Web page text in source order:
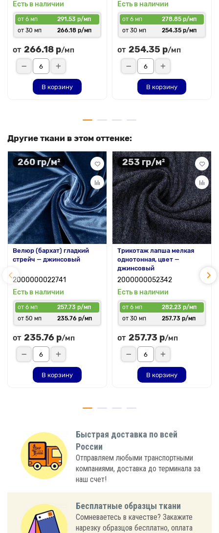
Есть в наличии
от 6 мп
291.53 р/мп
от 30 мп
266.18 р/мп
от 266.18 р/мп
В корзину
Есть в наличии
от 6 мп
278.85 р/мп
от 30 мп
254.35 р/мп
от 254.35 р/мп
В корзину
Другие ткани в этом оттенке:
260 гр/м²
Велюр (бархат) гладкий
стрейч — джинсовый
2000000022741
Есть в наличии
от 6 мп
257.73 р/мп
от 50 мп
235.76 р/мп
от 235.76 р/мп
В корзину
253 гр/м²
Трикотаж лапша мелкая
однотонная, цвет —
джинсовый
2000000052342
Есть в наличии
от 6 мп
282.23 р/мп
от 30 мп
257.73 р/мп
от 257.73 р/мп
В корзину
Быстрая доставка по всей
России
Отправляем любыми транспортными
компаниями, доставка до терминала за
наш счет!
Бесплатные образцы ткани
Сомневаетесь в качестве? Закажите
нарезку образцов бесплатно, оплата